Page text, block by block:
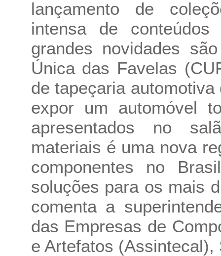
lançamento de
intensa de
grandes novidades
Única das Favelas
de tapeçaria
expor um automóvel
apresentados no
materiais é uma nova
componentes no
soluções para os mais
comenta a
das Empresas de
e Artefatos (Assintecal),